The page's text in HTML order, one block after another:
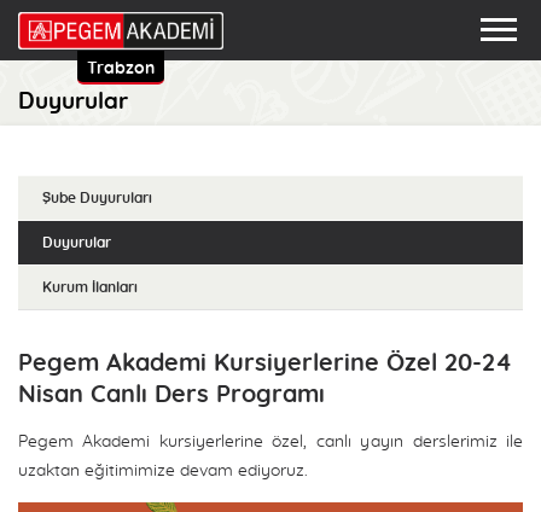
Trabzon
Duyurular
Şube Duyuruları
Duyurular
Kurum İlanları
Pegem Akademi Kursiyerlerine Özel 20-24
Nisan Canlı Ders Programı
Pegem Akademi kursiyerlerine özel, canlı yayın derslerimiz ile
uzaktan eğitimimize devam ediyoruz.